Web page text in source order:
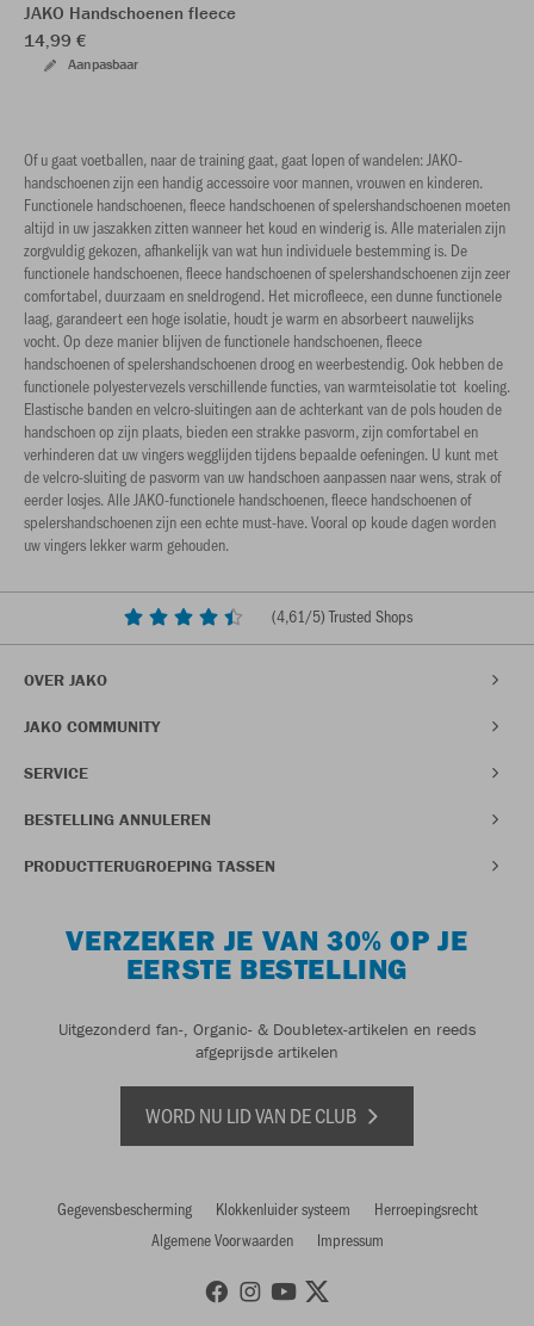
JAKO Handschoenen fleece
14,99 €
Aanpasbaar
Of u gaat voetballen, naar de training gaat, gaat lopen of wandelen: JAKO-
handschoenen zijn een handig accessoire voor mannen, vrouwen en kinderen.
Functionele handschoenen, fleece handschoenen of spelershandschoenen moeten
altijd in uw jaszakken zitten wanneer het koud en winderig is. Alle materialen zijn
zorgvuldig gekozen, afhankelijk van wat hun individuele bestemming is. De
functionele handschoenen, fleece handschoenen of spelershandschoenen zijn zeer
comfortabel, duurzaam en sneldrogend. Het microfleece, een dunne functionele
laag, garandeert een hoge isolatie, houdt je warm en absorbeert nauwelijks
vocht. Op deze manier blijven de functionele handschoenen, fleece
handschoenen of spelershandschoenen droog en weerbestendig. Ook hebben de
functionele polyestervezels verschillende functies, van warmteisolatie tot koeling.
Elastische banden en velcro-sluitingen aan de achterkant van de pols houden de
handschoen op zijn plaats, bieden een strakke pasvorm, zijn comfortabel en
verhinderen dat uw vingers wegglijden tijdens bepaalde oefeningen. U kunt met
de velcro-sluiting de pasvorm van uw handschoen aanpassen naar wens, strak of
eerder losjes. Alle JAKO-functionele handschoenen, fleece handschoenen of
spelershandschoenen zijn een echte must-have. Vooral op koude dagen worden
uw vingers lekker warm gehouden.
(4,61/5) Trusted Shops
OVER JAKO
JAKO COMMUNITY
SERVICE
BESTELLING ANNULEREN
PRODUCTTERUGROEPING TASSEN
VERZEKER JE VAN 30% OP JE
EERSTE BESTELLING
Uitgezonderd fan-, Organic- & Doubletex-artikelen en reeds
afgeprijsde artikelen
WORD NU LID VAN DE CLUB
Gegevensbescherming Klokkenluider systeem
Herroepingsrecht
Algemene Voorwaarden
Impressum